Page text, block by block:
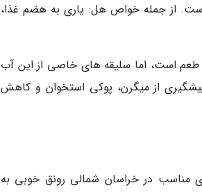
از جمله خواص هل: یاری به هضم غذا،
است، اما سلیقه های خاصی از این آب
از میگرن، پوکی استخوان و کاهش
مناسب در خراسان شمالی رونق خوبی به